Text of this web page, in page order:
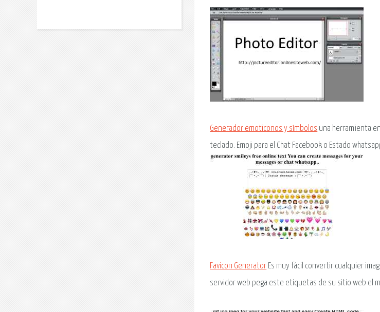
Generador emoticonos y símbolos una herramienta
teclado. Emoji para el Chat Facebook o Estado
Favicon Generator Es muy fácil convertir cualquier
servidor web pega este etiquetas de su sitio web el